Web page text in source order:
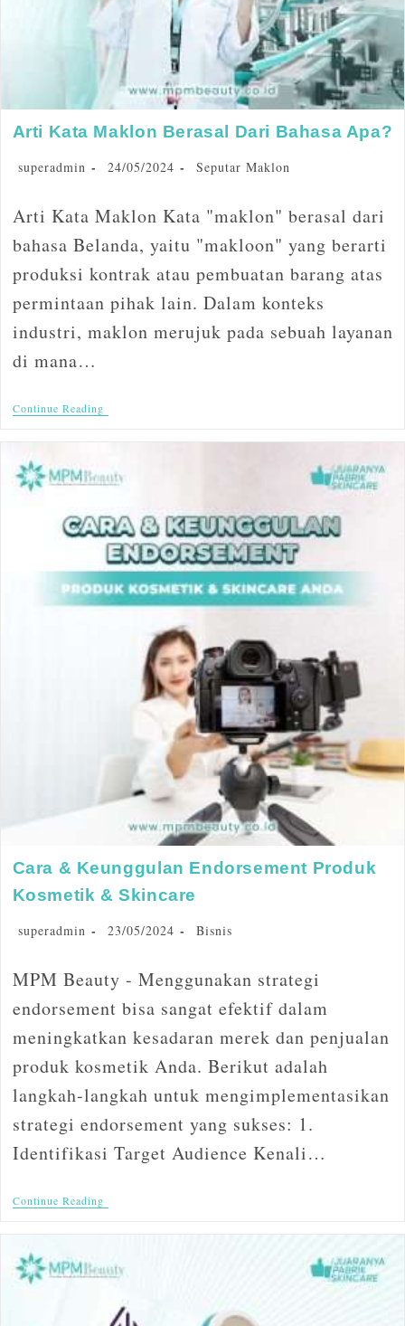
Arti Kata Maklon Berasal Dari Bahasa Apa?
superadmin 24/05/2024 Seputar Maklon
Arti Kata Maklon Kata "maklon" berasal dari
bahasa Belanda, yaitu "makloon" yang berarti
produksi kontrak atau pembuatan barang atas
permintaan pihak lain. Dalam konteks
industri, maklon merujuk pada sebuah layanan
di mana…
Continue Reading
Cara & Keunggulan Endorsement Produk
Kosmetik & Skincare
superadmin 23/05/2024 Bisnis
MPM Beauty - Menggunakan strategi
endorsement bisa sangat efektif dalam
meningkatkan kesadaran merek dan penjualan
produk kosmetik Anda. Berikut adalah
langkah-langkah untuk mengimplementasikan
strategi endorsement yang sukses: 1.
Identifikasi Target Audience Kenali…
Continue Reading